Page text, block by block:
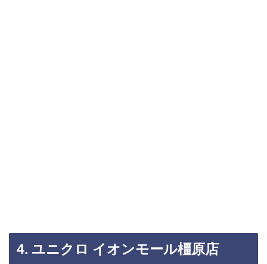
4. ユニクロ イオンモール橿原店